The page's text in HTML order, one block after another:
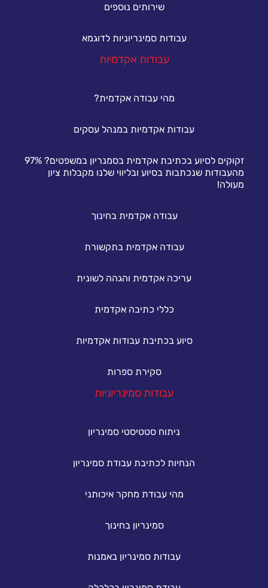
שירותים נוספים
עבודות סמינריוניות לדוגמא
עבודות אקדמיות
מהי עבודה אקדמית?
עבודות אקדמיות במנהל עסקים
זקוקים לסיוע בכתיבת אקדמית בסמנריון במשפטים? 97%
מהעבודות שנכתבות בסיוע ובליווי שלנו מקבלות ציון
מעולה!
עבודה אקדמית בחינוך
עבודה אקדמית בתקשורת
עריכה אקדמית והגהה לשונית
כללי כתיבה אקדמית
סיוע בכתיבת עבודות אקדמיות
סקירת ספרות
עבודות סמינריוניות
ניתוח סטטיסטי סמינריון
הנחיות לכתיבת עבודת סמינריון
מהי עבודת מחקר איכותני
סמינריון בחינוך
עבודות סמינריון באמנות